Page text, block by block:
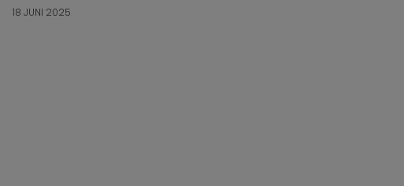
18 JUNI 2025